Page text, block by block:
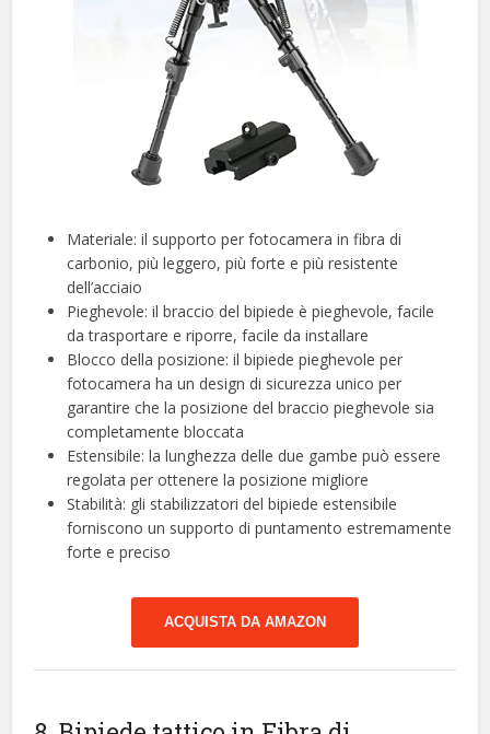
Materiale: il supporto per fotocamera in fibra di
carbonio, più leggero, più forte e più resistente
dell’acciaio
Pieghevole: il braccio del bipiede è pieghevole, facile
da trasportare e riporre, facile da installare
Blocco della posizione: il bipiede pieghevole per
fotocamera ha un design di sicurezza unico per
garantire che la posizione del braccio pieghevole sia
completamente bloccata
Estensibile: la lunghezza delle due gambe può essere
regolata per ottenere la posizione migliore
Stabilità: gli stabilizzatori del bipiede estensibile
forniscono un supporto di puntamento estremamente
forte e preciso
ACQUISTA DA AMAZON